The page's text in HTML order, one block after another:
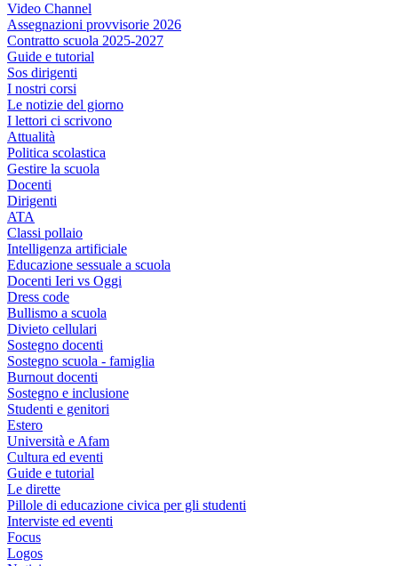
Video Channel
Assegnazioni provvisorie 2026
Contratto scuola 2025-2027
Guide e tutorial
Sos dirigenti
I nostri corsi
Le notizie del giorno
I lettori ci scrivono
Attualità
Politica scolastica
Gestire la scuola
Docenti
Dirigenti
ATA
Classi pollaio
Intelligenza artificiale
Educazione sessuale a scuola
Docenti Ieri vs Oggi
Dress code
Bullismo a scuola
Divieto cellulari
Sostegno docenti
Sostegno scuola - famiglia
Burnout docenti
Sostegno e inclusione
Studenti e genitori
Estero
Università e Afam
Cultura ed eventi
Guide e tutorial
Le dirette
Pillole di educazione civica per gli studenti
Interviste ed eventi
Focus
Logos